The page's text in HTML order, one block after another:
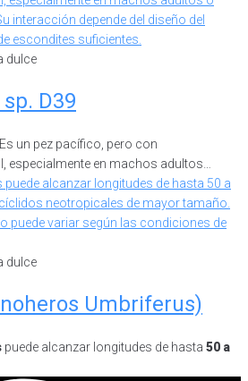
dulce
D39
Es un pez pacífico, pero con
en machos adultos…
dulce
Umbriferus)
puede alcanzar longitudes de hasta 50 a